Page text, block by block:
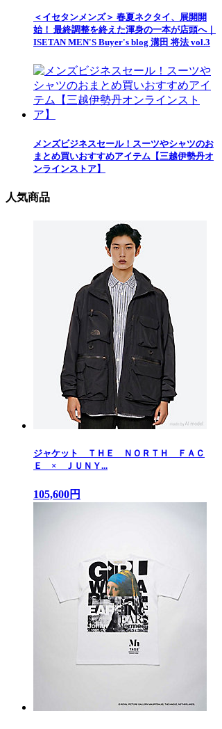
＜イセタンメンズ＞ 春夏ネクタイ、展開開
始！ 最終調整を終えた渾身の一本が店頭へ｜
ISETAN MEN'S Buyer's blog 溝田 将法 vol.3
メンズビジネスセール！スーツやシャツのお
まとめ買いおすすめアイテム【三越伊勢丹オ
ンラインストア】
人気商品
ジャケット ＴＨＥ ＮＯＲＴＨ ＦＡＣ
Ｅ × ＪＵＮＹ...
105,600円